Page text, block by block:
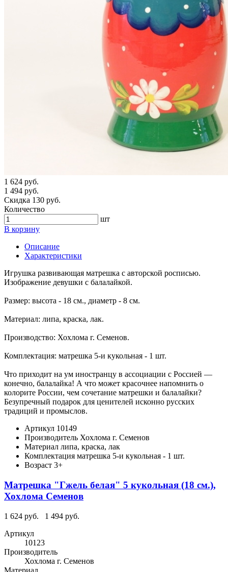
1 624 руб.
1 494 руб.
Скидка 130 руб.
Количество
шт
В корзину
Описание
Характеристики
Игрушка развивающая матрешка с авторской росписью.
Изображение девушки с балалайкой.
Размер: высота - 18 см., диаметр - 8 см.
Материал: липа, краска, лак.
Производство: Хохлома г. Семенов.
Комплектация: матрешка 5-и кукольная - 1 шт.
Что приходит на ум иностранцу в ассоциации с Россией —
конечно, балалайка! А что может красочнее напомнить о
колорите России, чем сочетание матрешки и балалайки?
Безупречный подарок для ценителей исконно русских
традиций и промыслов.
Артикул 10149
Производитель Хохлома г. Семенов
Материал липа, краска, лак
Комплектация матрешка 5-и кукольная - 1 шт.
Возраст 3+
Матрешка "Гжель белая" 5 кукольная (18 см.),
Хохлома Семенов
1 624 руб.
1 494 руб.
Артикул
10123
Производитель
Хохлома г. Семенов
Материал